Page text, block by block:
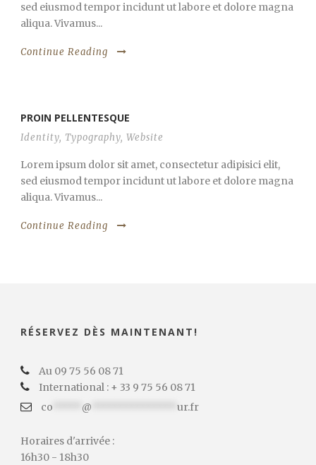
sed eiusmod tempor incidunt ut labore et dolore magna
aliqua. Vivamus...
Continue Reading
PROIN PELLENTESQUE
Identity, Typography, Website
Lorem ipsum dolor sit amet, consectetur adipisici elit,
sed eiusmod tempor incidunt ut labore et dolore magna
aliqua. Vivamus...
Continue Reading
RÉSERVEZ DÈS MAINTENANT!
Au 09 75 56 08 71
International : + 33 9 75 56 08 71
co
@ ur.fr
Horaires d'arrivée :
16h30 - 18h30